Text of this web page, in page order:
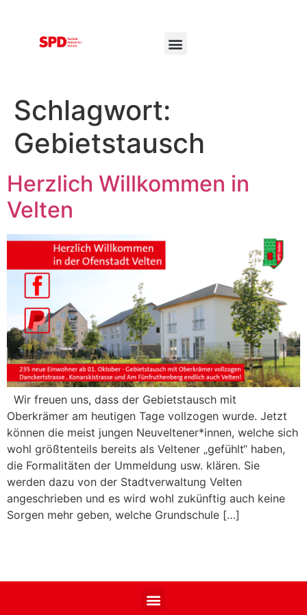
Schlagwort:
Gebietstausch
Herzlich Willkommen in
Velten
Wir freuen uns, dass der Gebietstausch mit
Oberkrämer am heutigen Tage vollzogen wurde. Jetzt
können die meist jungen Neuveltener*innen, welche sich
wohl größtenteils bereits als Veltener „gefühlt“ haben,
die Formalitäten der Ummeldung usw. klären. Sie
werden dazu von der Stadtverwaltung Velten
angeschrieben und es wird wohl zukünftig auch keine
Sorgen mehr geben, welche Grundschule […]